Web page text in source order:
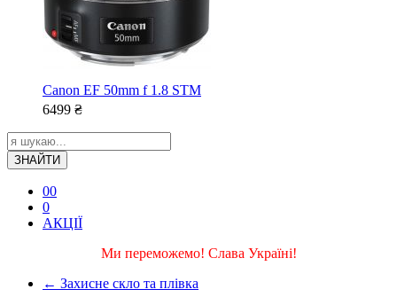
Canon EF 50mm f 1.8 STM
6499 ₴
ЗНАЙТИ
00
0
АКЦІЇ
Ми переможемо! Слава Україні!
← Захисне скло та плівка